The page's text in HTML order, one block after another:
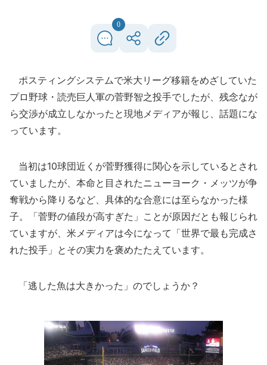
0
ポスティングシステムで米大リーグ移籍をめざしていた
プロ野球・読売巨人軍の菅野智之投手でしたが、残念なが
ら交渉が成立しなかったと現地メディアが報じ、話題にな
っています。
当初は10球団近くが菅野獲得に関心を示しているとされ
ていましたが、本命と目されたニューヨーク・メッツが争
奪戦から降りるなど、具体的な合意には至らなかった様
子。「菅野の値段が高すぎた」ことが原因だとも報じられ
ていますが、米メディアは今になって「世界で最も完成さ
れた投手」とその実力を褒めたたえています。
「逃した魚は大きかった」のでしょうか？